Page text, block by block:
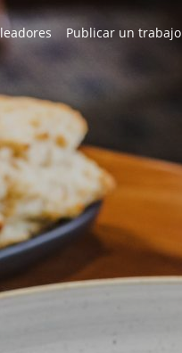
Publicar un trabajo